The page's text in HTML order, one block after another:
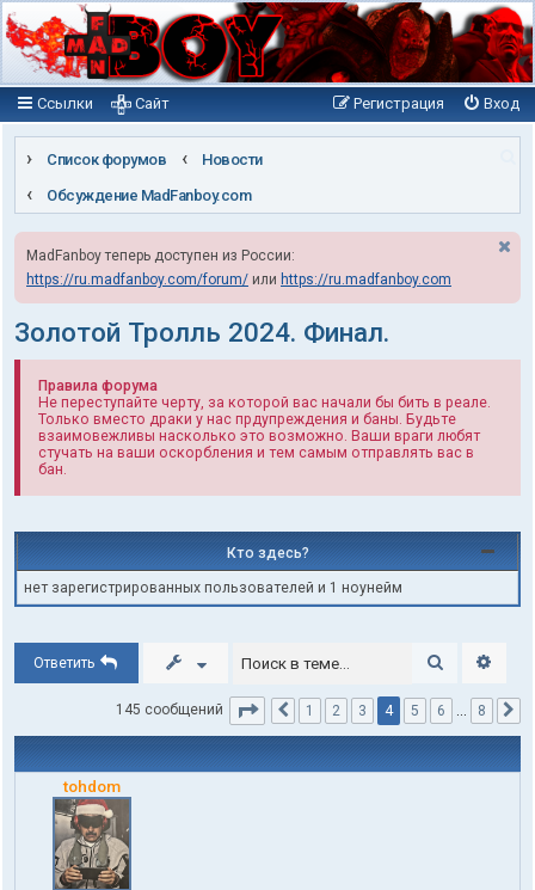
Ссылки Вход
Регистрация
Сайт
Список форумов
Новости
Обсуждение MadFanboy.com
MadFanboy теперь доступен из России:
https://ru.madfanboy.com/forum/ или https://ru.madfanboy.com
Золотой Тролль 2024. Финал.
Правила форума
Не переступайте черту, за которой вас начали бы бить в реале.
Только вместо драки у нас прдупреждения и баны. Будьте
взаимовежливы насколько это возможно. Ваши враги любят
стучать на ваши оскорбления и тем самым отправлять вас в
бан.
Кто здесь?
нет зарегистрированных пользователей и 1 ноунейм
Ответить Поиск
145 сообщений Страница 4из 8
Пред.
1 2 3 4 5 6 … 8
tohdom